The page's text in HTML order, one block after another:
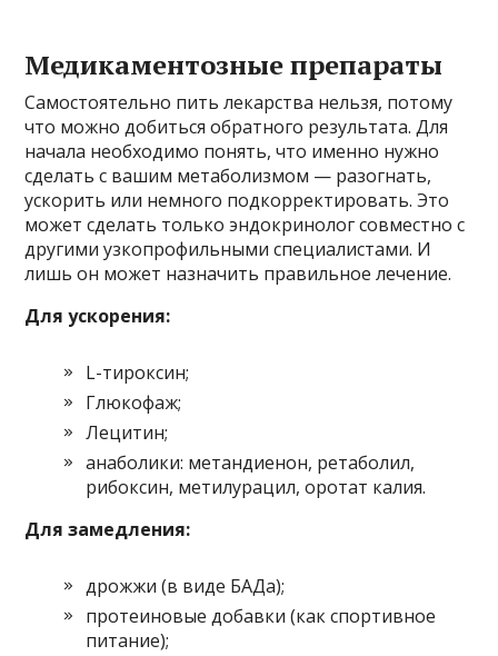
Медикаментозные препараты
Самостоятельно пить лекарства нельзя, потому
что можно добиться обратного результата. Для
начала необходимо понять, что именно нужно
сделать с вашим метаболизмом — разогнать,
ускорить или немного подкорректировать. Это
может сделать только эндокринолог совместно с
другими узкопрофильными специалистами. И
лишь он может назначить правильное лечение.
Для ускорения:
L-тироксин;
Глюкофаж;
Лецитин;
анаболики: метандиенон, ретаболил,
рибоксин, метилурацил, оротат калия.
Для замедления:
дрожжи (в виде БАДа);
протеиновые добавки (как спортивное
питание);